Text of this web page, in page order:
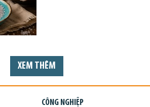
XEM THÊM
CÔNG NGHIỆP